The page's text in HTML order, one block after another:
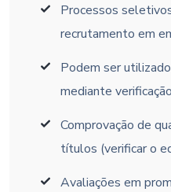
Processos
recrutamento em
Podem ser
mediante
Comprovação de
títulos (verificar o
Avaliações em